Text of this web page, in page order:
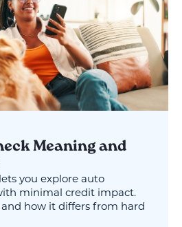
Meaning and
you explore auto
minimal credit impact.
how it differs from hard